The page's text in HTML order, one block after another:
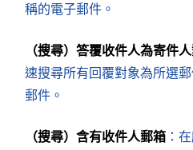
稱的電子郵件。
（搜尋）答覆收件人為寄件
速搜尋所有回覆對象為所選
郵件。
（搜尋）含有收件人郵箱 ：